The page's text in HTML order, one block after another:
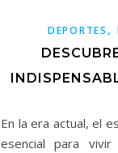
DEPORTES ,
En la era actual, el
esencial para